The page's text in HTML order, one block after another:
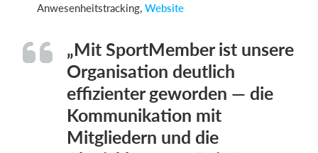
Anwesenheitstracking, Website
„Mit SportMember ist unsere
Organisation deutlich
effizienter geworden — die
Kommunikation mit
Mitgliedern und die